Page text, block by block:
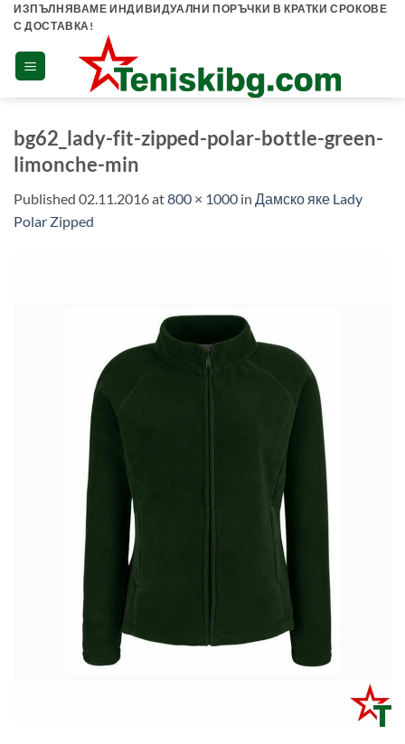
Skip
content
ИЗПЪЛНЯВАМЕ ИНДИВИДУАЛНИ ПОРЪЧКИ В КРАТКИ СРОКОВЕ
С ДОСТАВКА!
bg62_lady-fit-zipped-polar-bottle-green-
limonche-min
Published 02.11.2016at800 × 1000 in Дамско яке Lady
Polar Zipped